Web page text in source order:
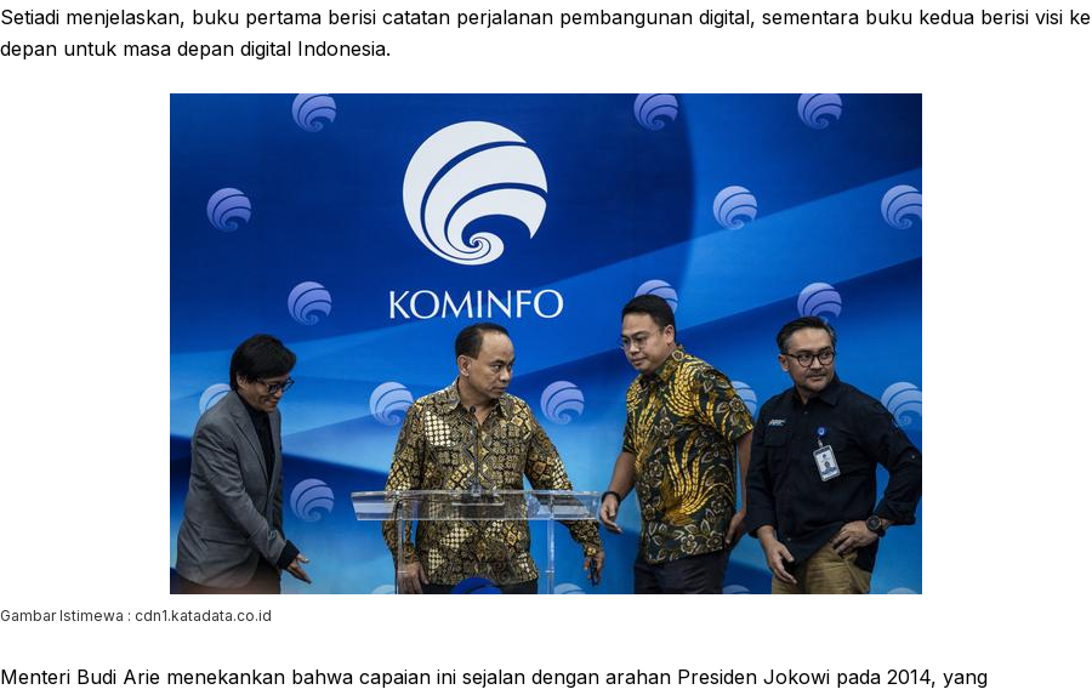
Setiadi menjelaskan, buku pertama berisi catatan perjalanan pembangunan digital, sementara buku kedua berisi visi ke
depan untuk masa depan digital Indonesia.
Gambar Istimewa : cdn1.katadata.co.id
Menteri Budi Arie menekankan bahwa capaian ini sejalan dengan arahan Presiden Jokowi pada 2014, yang